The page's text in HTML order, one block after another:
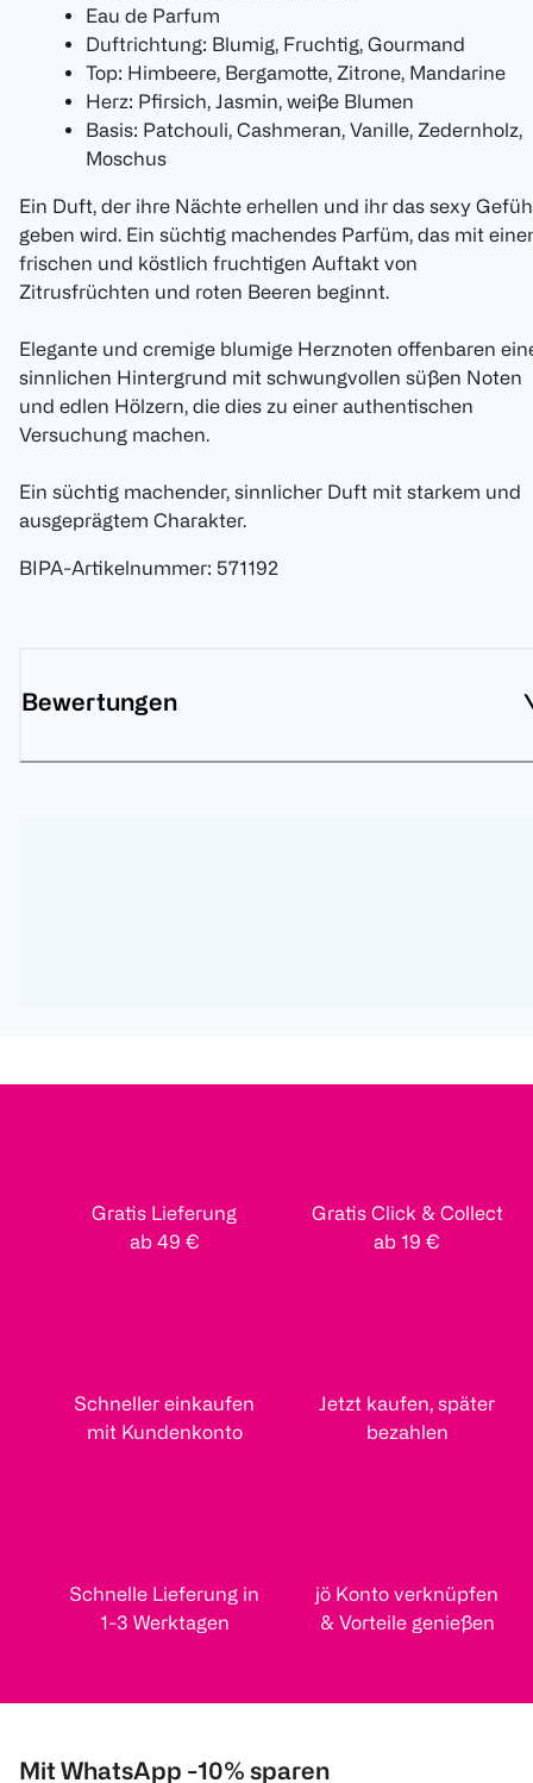
Eau de Parfum
Duftrichtung: Blumig, Fruchtig, Gourmand
Top: Himbeere, Bergamotte, Zitrone, Mandarine
Herz: Pfirsich, Jasmin, weiße Blumen
Basis: Patchouli, Cashmeran, Vanille, Zedernholz,
Moschus
Ein Duft, der ihre Nächte erhellen und ihr das sexy
geben wird. Ein süchtig machendes Parfüm, das mit
frischen und köstlich fruchtigen Auftakt von
Zitrusfrüchten und roten Beeren beginnt.
Elegante und cremige blumige Herznoten offenbaren
sinnlichen Hintergrund mit schwungvollen süßen Noten
und edlen Hölzern, die dies zu einer authentischen
Versuchung machen.
Ein süchtig machender, sinnlicher Duft mit starkem und
ausgeprägtem Charakter.
BIPA-Artikelnummer: 571192
Bewertungen
Gratis Lieferung
ab 49 €
Gratis Click & Collect
ab 19 €
Schneller einkaufen
mit Kundenkonto
Jetzt kaufen, später
bezahlen
Schnelle Lieferung in
1-3 Werktagen
jö Konto verknüpfen
& Vorteile genießen
Mit WhatsApp -10% sparen